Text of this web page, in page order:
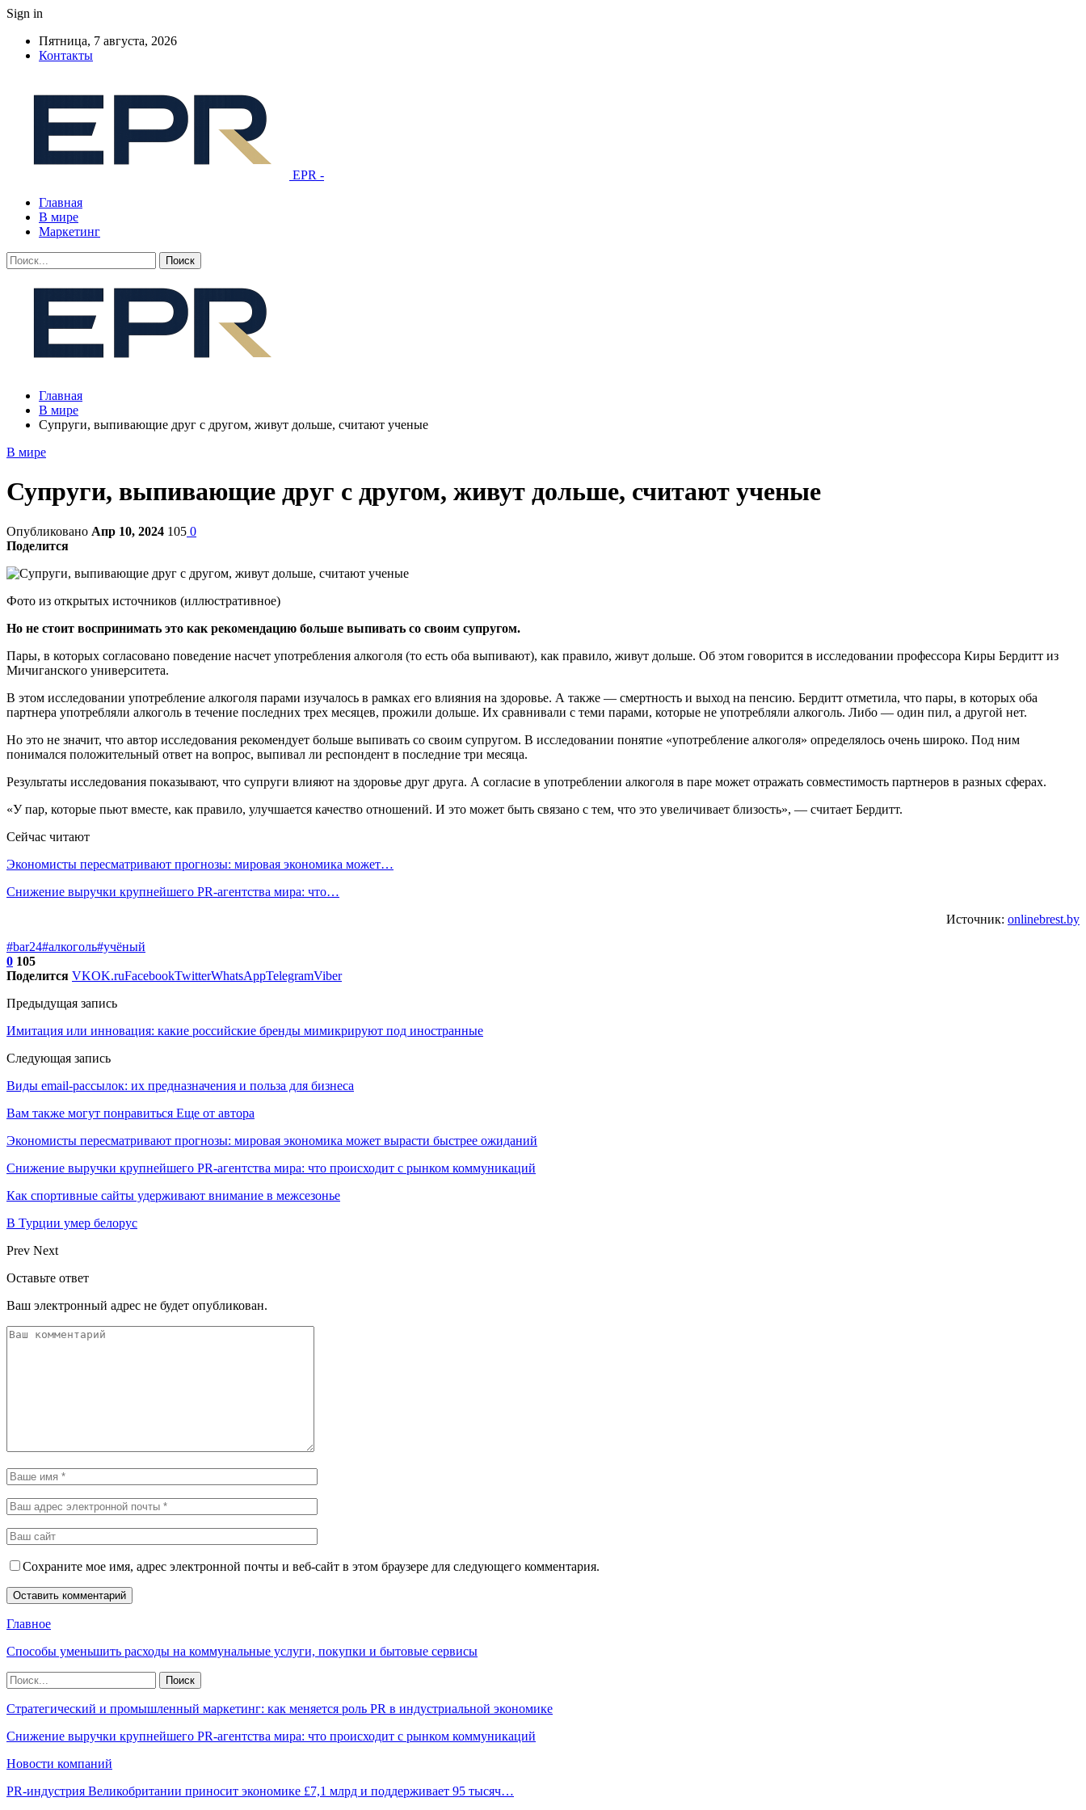
Sign in
Пятница, 7 августа, 2026
Контакты
EPR -
Главная
В мире
Маркетинг
Главная
В мире
Супруги, выпивающие друг с другом, живут дольше, считают ученые
В мире
Супруги, выпивающие друг с другом, живут дольше, считают ученые
Опубликовано Апр 10, 2024 105 0
Поделится
Фото из открытых источников (иллюстративное)
Но не стоит воспринимать это как рекомендацию больше выпивать со своим супругом.
Пары, в которых согласовано поведение насчет употребления алкоголя (то есть оба выпивают), как правило, живут дольше. Об этом говорится в исследовании профессора Киры Бердитт из
Мичиганского университета.
В этом исследовании употребление алкоголя парами изучалось в рамках его влияния на здоровье. А также — смертность и выход на пенсию. Бердитт отметила, что пары, в которых оба
партнера употребляли алкоголь в течение последних трех месяцев, прожили дольше. Их сравнивали с теми парами, которые не употребляли алкоголь. Либо — один пил, а другой нет.
Но это не значит, что автор исследования рекомендует больше выпивать со своим супругом. В исследовании понятие «употребление алкоголя» определялось очень широко. Под ним
понимался положительный ответ на вопрос, выпивал ли респондент в последние три месяца.
Результаты исследования показывают, что супруги влияют на здоровье друг друга. А согласие в употреблении алкоголя в паре может отражать совместимость партнеров в разных сферах.
«У пар, которые пьют вместе, как правило, улучшается качество отношений. И это может быть связано с тем, что это увеличивает близость», — считает Бердитт.
Сейчас читают
Экономисты пересматривают прогнозы: мировая экономика может…
Снижение выручки крупнейшего PR-агентства мира: что…
Источник: onlinebrest.by
#bar24#алкоголь#учёный
0 105
Поделится VKOK.ruFacebookTwitterWhatsAppTelegramViber
Предыдущая запись
Имитация или инновация: какие российские бренды мимикрируют под иностранные
Следующая запись
Виды email-рассылок: их предназначения и польза для бизнеса
Вам также могут понравиться Еще от автора
Экономисты пересматривают прогнозы: мировая экономика может вырасти быстрее ожиданий
Снижение выручки крупнейшего PR-агентства мира: что происходит с рынком коммуникаций
Как спортивные сайты удерживают внимание в межсезонье
В Турции умер белорус
Prev Next
Оставьте ответ
Ваш электронный адрес не будет опубликован.
Сохраните мое имя, адрес электронной почты и веб-сайт в этом браузере для следующего комментария.
Главное
Способы уменьшить расходы на коммунальные услуги, покупки и бытовые сервисы
Стратегический и промышленный маркетинг: как меняется роль PR в индустриальной экономике
Снижение выручки крупнейшего PR-агентства мира: что происходит с рынком коммуникаций
Новости компаний
PR-индустрия Великобритании приносит экономике £7,1 млрд и поддерживает 95 тысяч…